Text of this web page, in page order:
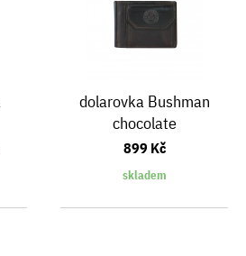
dolarovka Bushman
chocolate
899 Kč
skladem